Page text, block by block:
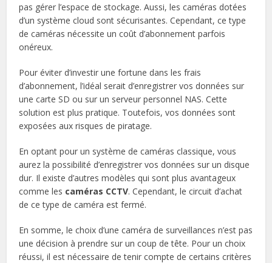
pas gérer l’espace de stockage. Aussi, les caméras dotées
d’un système cloud sont sécurisantes. Cependant, ce type
de caméras nécessite un coût d’abonnement parfois
onéreux.
Pour éviter d’investir une fortune dans les frais
d’abonnement, l’idéal serait d’enregistrer vos données sur
une carte SD ou sur un serveur personnel NAS. Cette
solution est plus pratique. Toutefois, vos données sont
exposées aux risques de piratage.
En optant pour un système de caméras classique, vous
aurez la possibilité d’enregistrer vos données sur un disque
dur. Il existe d’autres modèles qui sont plus avantageux
comme les caméras CCTV. Cependant, le circuit d’achat
de ce type de caméra est fermé.
En somme, le choix d’une caméra de surveillances n’est pas
une décision à prendre sur un coup de tête. Pour un choix
réussi, il est nécessaire de tenir compte de certains critères